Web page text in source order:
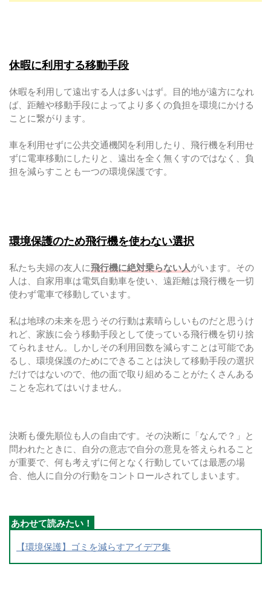
休暇に利用する移動手段
休暇を利用して遠出する人は多いはず。目的地が遠方になれ
ば、距離や移動手段によってより多くの負担を環境にかける
ことに繋がります。
車を利用せずに公共交通機関を利用したり、飛行機を利用せ
ずに電車移動にしたりと、遠出を全く無くすのではなく、負
担を減らすことも一つの環境保護です。
環境保護のため飛行機を使わない選択
私たち夫婦の友人に飛行機に絶対乗らない人がいます。その
人は、自家用車は電気自動車を使い、遠距離は飛行機を一切
使わず電車で移動しています。
私は地球の未来を思うその行動は素晴らしいものだと思うけ
れど、家族に会う移動手段として使っている飛行機を切り捨
てられません。しかしその利用回数を減らすことは可能であ
るし、環境保護のためにできることは決して移動手段の選択
だけではないので、他の面で取り組めることがたくさんある
ことを忘れてはいけません。
決断も優先順位も人の自由です。その決断に「なんで？」と
問われたときに、自分の意志で自分の意見を答えられること
が重要で、何も考えずに何となく行動していては最悪の場
合、他人に自分の行動をコントロールされてしまいます。
【環境保護】ゴミを減らすアイデア集